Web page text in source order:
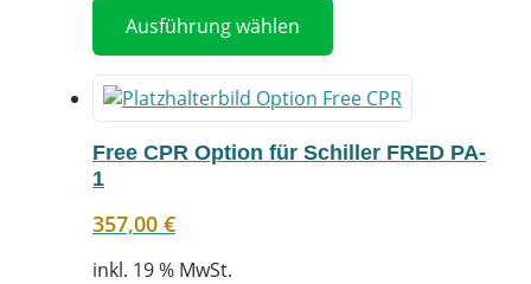
Ausführung wählen
Produkt
weist
mehrere
Varianten
auf.
Free CPR Option für Schiller FRED PA-
1
357,00 €
inkl. 19 % MwSt.